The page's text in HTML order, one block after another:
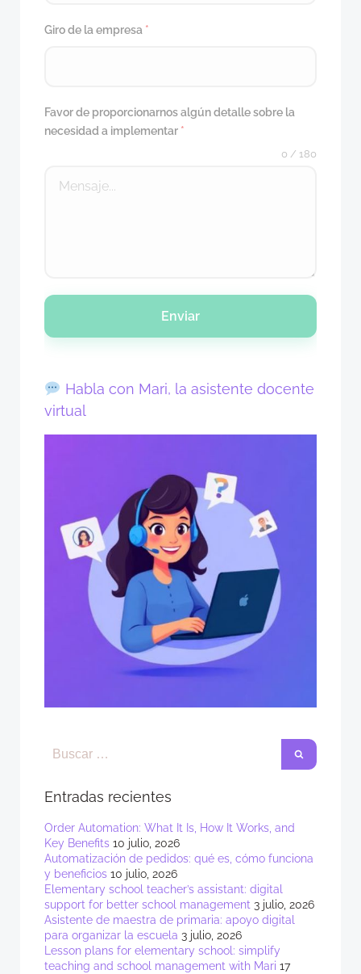
Giro de la empresa *
Favor de proporcionarnos algún detalle sobre la
necesidad a implementar *
0 / 180
Enviar
Habla con Mari, la asistente docente
virtual
Entradas recientes
Order Automation: What It Is, How It Works, and
Key Benefits 10 julio, 2026
Automatización de pedidos: qué es, cómo funciona
y beneficios 10 julio, 2026
Elementary school teacher’s assistant: digital
support for better school management 3 julio, 2026
Asistente de maestra de primaria: apoyo digital
para organizar la escuela 3 julio, 2026
Lesson plans for elementary school: simplify
teaching and school management with Mari 17